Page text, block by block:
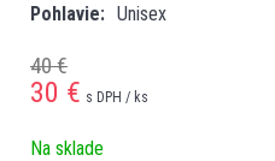
Pohlavie
Unisex
40 €
30 € s DPH / ks
Na sklade